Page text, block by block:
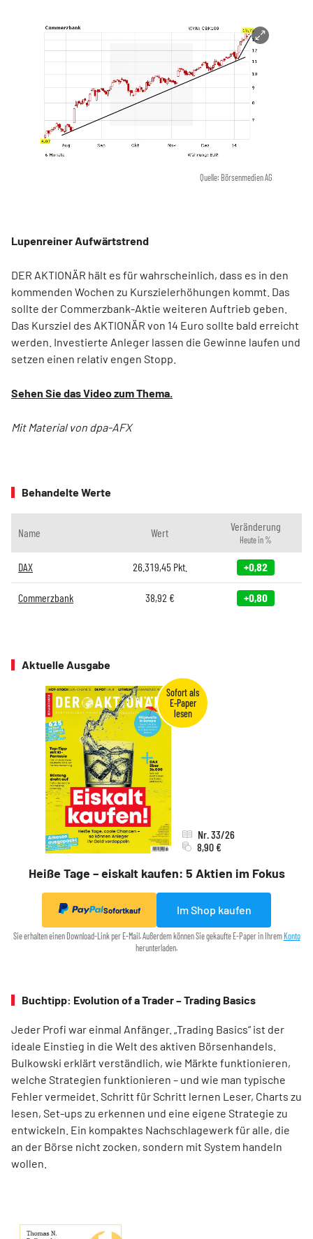
Quelle: Börsenmedien AG
Lupenreiner Aufwärtstrend
DER AKTIONÄR hält es für wahrscheinlich, dass es in den
kommenden Wochen zu Kurszielerhöhungen kommt. Das
sollte der Commerzbank-Aktie weiteren Auftrieb geben.
Das Kursziel des AKTIONÄR von 14 Euro sollte bald erreicht
werden. Investierte Anleger lassen die Gewinne laufen und
setzen einen relativ engen Stopp.
Sehen Sie das Video zum Thema.
Mit Material von dpa-AFX
Behandelte Werte
Name Wert Veränderung
Heute in %
DAX 26.319,45Pkt. +0,82
Commerzbank 38,92 € +0,80
Aktuelle Ausgabe
Heiße Tage – eiskalt kaufen: 5 Aktien im Fokus
Nr. 33/26
8,90 €
Sofortkauf Im Shop kaufen
Sie erhalten einen Download-Link per E-Mail. Außerdem können Sie gekaufte E-Paper in Ihrem Konto
herunterladen.
Buchtipp: Evolution of a Trader – Trading Basics
Jeder Profi war einmal Anfänger. „Trading Basics“ ist der
ideale Einstieg in die Welt des aktiven Börsenhandels.
Bulkowski erklärt verständlich, wie Märkte funktionieren,
welche Strategien funktionieren – und wie man typische
Fehler vermeidet. Schritt für Schritt lernen Leser, Charts zu
lesen, Set-ups zu erkennen und eine eigene Strategie zu
entwickeln. Ein kompaktes Nachschlagewerk für alle, die
an der Börse nicht zocken, sondern mit System handeln
wollen.